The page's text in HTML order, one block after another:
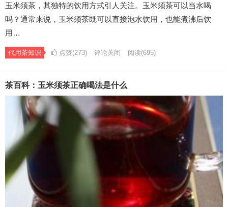
玉米须茶，其独特的饮用方式引人关注。玉米须茶可以当水喝
吗？通常来说，玉米须茶既可以直接泡水饮用，也能煮沸后饮
用…
代用茶知识 点赞(273) 评论关闭 阅读(695)
茶百科：玉米须茶正确喝法是什么